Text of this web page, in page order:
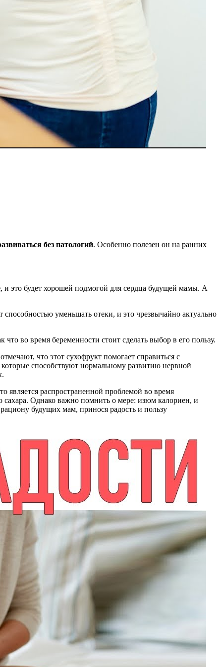
без патологий. Особенно полезен он на ранних
, и это будет хорошей подмогой для сердца будущей мамы. А
уменьшать отеки, и это чрезвычайно актуально
что во время беременности стоит сделать выбор в его пользу.
что этот сухофрукт помогает справиться с
способствуют нормальному развитию нервной
является распространенной проблемой во время
сахара. Однако важно помнить о мере: изюм калориен, и
будущих мам, принося радость и пользу